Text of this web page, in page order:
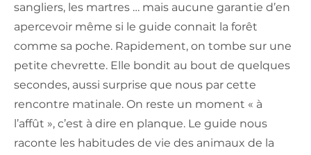
sangliers, les martres … mais aucune garantie d’en
apercevoir même si le guide connait la forêt
comme sa poche. Rapidement, on tombe sur une
petite chevrette. Elle bondit au bout de quelques
secondes, aussi surprise que nous par cette
rencontre matinale. On reste un moment « à
l’affût », c’est à dire en planque. Le guide nous
raconte les habitudes de vie des animaux de la